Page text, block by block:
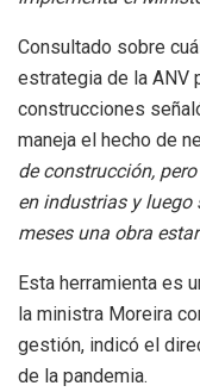
Consultado sobre
estrategia de la ANV
construcciones
maneja el hecho de
de construcción,
en industrias y luego
meses una obra
Esta herramienta es
la ministra Moreira
gestión, indicó el
de la pandemia.